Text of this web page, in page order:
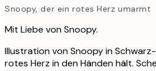
Snoopy, der ein rotes Herz umarmt
Mit Liebe von Snoopy.
Illustration von Snoopy in
rotes Herz in den Händen hält.